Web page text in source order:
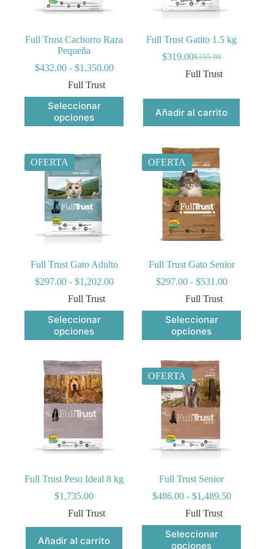
página
página
Full Trust Cachorro Raza
Pequeña
$432.00 - $1,350.00Rango
desde
Full Trust
Seleccionar
opciones
Este
producto
tiene
Las
opciones
se
pueden
elegir
en
la
página
Full Trust Gatito 1.5 kg
$355.00
Original
price
$319.00Current
price
Full Trust
Añadir al carrito
OFERTA
Full Trust Gato Adulto
$297.00 - $1,202.00Rango
desde
Full Trust
Seleccionar
opciones
Este
producto
tiene
variantes.
Las
opciones
se
pueden
elegir
la
página
OFERTA
Full Trust Gato Senior
$297.00 - $531.00Rango
desde
Full Trust
Seleccionar
opciones
Este
producto
tiene
variantes.
Las
opciones
se
pueden
elegir
la
página
Full Trust Peso Ideal 8 kg
$1,735.00
Full Trust
Añadir al carrito
OFERTA
Full Trust Senior
$486.00 - $1,489.50Rango
desde
Full Trust
Seleccionar
opciones
Este
producto